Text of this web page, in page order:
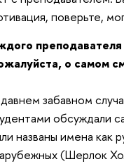
поверьте,
преподавателя
о самом
забавном
обсуждали
названы имена как
(Шерлок